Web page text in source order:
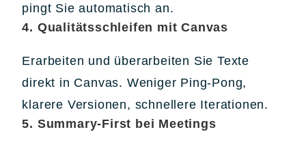
pingt Sie automatisch an.
4. Qualitätsschleifen mit Canvas
Erarbeiten und überarbeiten Sie Texte
direkt in Canvas. Weniger Ping-Pong,
klarere Versionen, schnellere Iterationen.
5. Summary-First bei Meetings